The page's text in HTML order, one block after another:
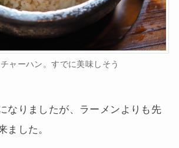
ャーハン。すでに美味しそう
なりましたが、ラーメンよりも先
ました。